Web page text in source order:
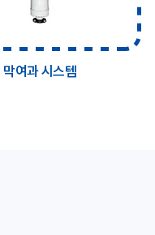
막여과 시스템